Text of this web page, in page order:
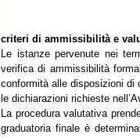
criteri di ammissibilità e
Le istanze pervenute nei
verifica di ammissibilità
conformità alle disposizioni di
le dichiarazioni richieste
La procedura valutativa
graduatoria finale è